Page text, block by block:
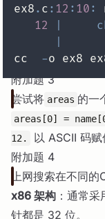
ex8 . c : 12 : 10 :
12
cc -o ex8
附加题 3
尝试将 areas 的一
areas[0] =
12.
以 ASCII 码赋
附加题 4
上网搜索在不同的
x86 架构 ：通常
针都是 32 位。